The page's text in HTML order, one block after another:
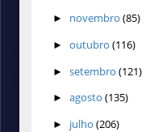
► novembro (85)
► outubro (116)
► setembro (121)
► agosto (135)
► julho (206)